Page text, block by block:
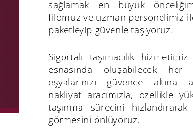
sağlamak en büyük
filomuz ve uzman personelimiz
paketleyip güvenle taşıyoruz.
Sigortalı taşımacılık
esnasında oluşabilecek
eşyalarınızı güvence altına
nakliyat aracımızla, özellikle
taşınma sürecini hızlandırarak
görmesini önlüyoruz.